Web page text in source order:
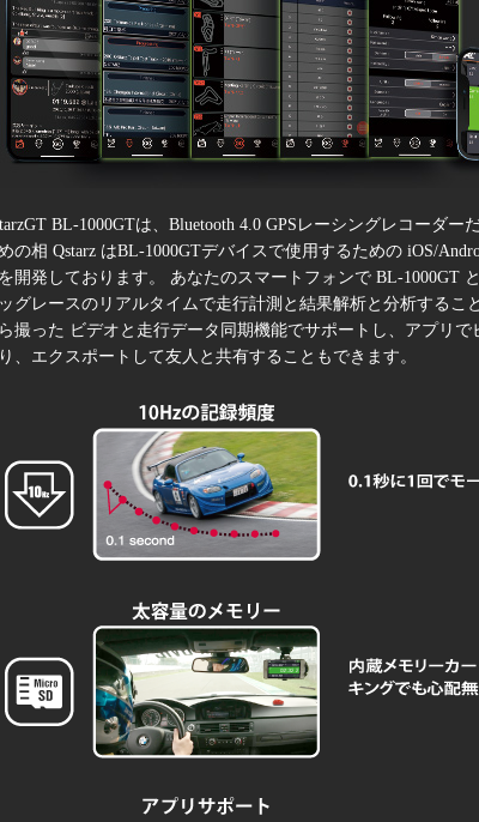
BL-1000GTは、Bluetooth 4.0 GPSレーシングレコーダ
の相 Qstarz はBL-1000GTデバイスで使用するための iOS/
開発しております。 あなたのスマートフォンで BL-1000GT
グレースのリアルタイムで走行計測と結果解析と分析するこ
撮った ビデオと走行データ同期機能でサポートし、アプリ
、エクスポートして友人と共有することもできます。